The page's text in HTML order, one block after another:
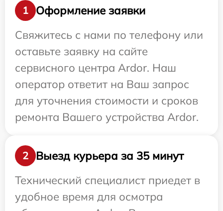
1
Оформление заявки
Свяжитесь с нами по телефону или
оставьте заявку на сайте
сервисного центра Ardor. Наш
оператор ответит на Ваш запрос
для уточнения стоимости и сроков
ремонта Вашего устройства Ardor.
2
Выезд курьера за 35 минут
Технический специалист приедет в
удобное время для осмотра